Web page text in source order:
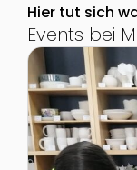
Hier tut sich
Events bei
Zur Detailseite